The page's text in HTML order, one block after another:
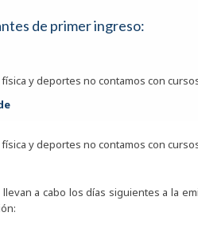
de primer ingreso:
y deportes no contamos con
física y deportes no contamos con
a cabo los días siguientes a la